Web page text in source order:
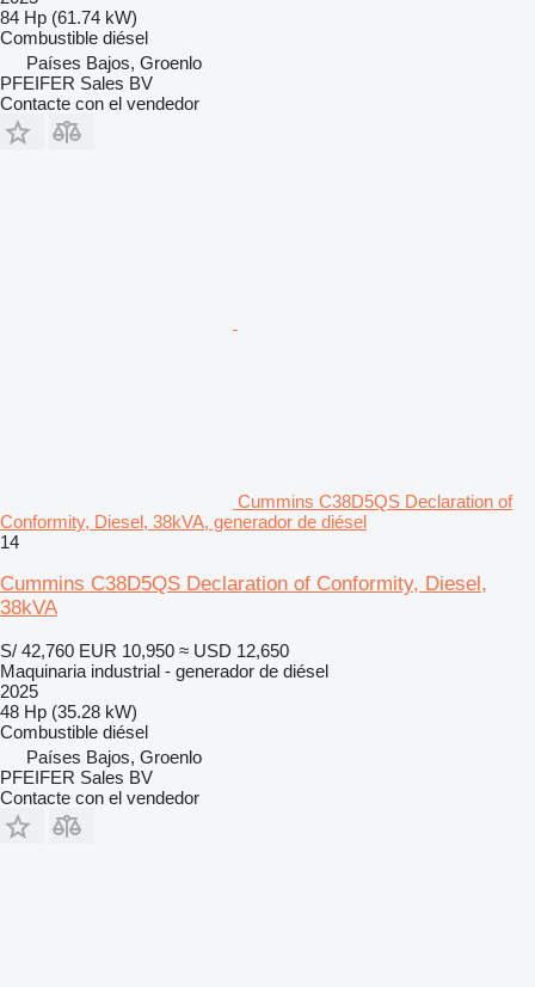
84 Hp (61.74 kW)
Combustible diésel
Países Bajos, Groenlo
PFEIFER Sales BV
Contacte con el vendedor
Cummins C38D5QS Declaration of
Conformity, Diesel, 38kVA, generador de diésel
14
Cummins C38D5QS Declaration of Conformity, Diesel,
38kVA
S/ 42,760 EUR 10,950 ≈ USD 12,650
Maquinaria industrial - generador de diésel
2025
48 Hp (35.28 kW)
Combustible diésel
Países Bajos, Groenlo
PFEIFER Sales BV
Contacte con el vendedor